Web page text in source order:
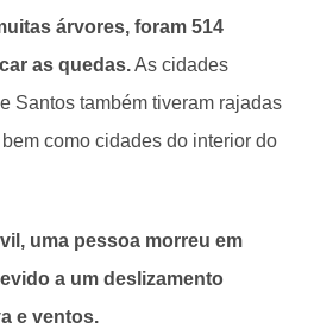
árvores, foram 514
as quedas.As cidades
Santos também tiveram rajadas
como cidades do interior do
uma pessoa morreu em
a um deslizamento
e ventos.